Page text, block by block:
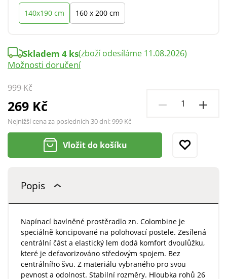
140x190 cm 160 x 200 cm
999 Kč
269 Kč
Nejnižší cena za posledních 30 dní:999 Kč
Skladem 4 ks(zboží odesíláme 11.08.2026)
Možnosti doručení
Vložit do košíku
Popis
Napínací bavlněné prostěradlo zn. Colombine je
speciálně koncipované na polohovací postele. Zesílená
centrální část a elastický lem dodá komfort dvoulůžku,
které je defavorizováno středovým spojem. Bez
centrálního švu. Z materiálu vybraného pro svou
pevnost a odolnost. Stabilní rozměry. Hloubka rohů 26